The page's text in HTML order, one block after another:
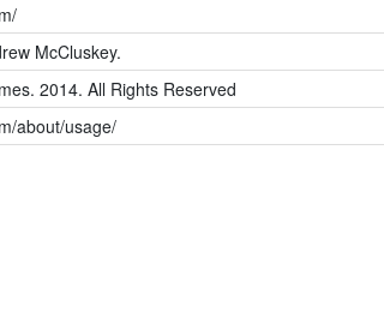
McCluskey.
2014. All Rights Reserved
about/usage/